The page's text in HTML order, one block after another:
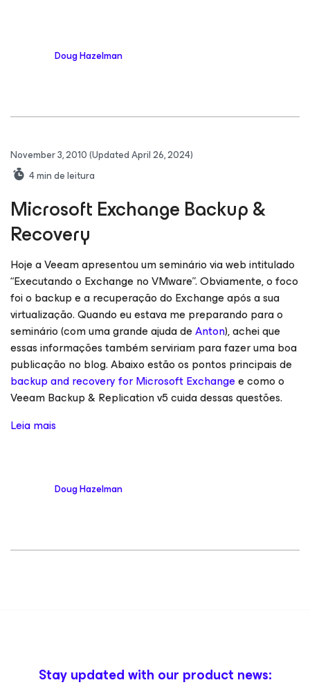
Doug Hazelman
November 3, 2010(Updated April 26, 2024)
4min de leitura
Microsoft Exchange Backup &
Recovery
Hoje a Veeam apresentou um seminário via web intitulado
“Executando o Exchange no VMware”. Obviamente, o foco
foi o backup e a recuperação do Exchange após a sua
virtualização. Quando eu estava me preparando para o
seminário (com uma grande ajuda deAnton), achei que
essas informações também serviriam para fazer uma boa
publicação no blog. Abaixo estão os pontos principais de
backup and recovery for Microsoft Exchangee como o
Veeam Backup & Replication v5 cuida dessas questões.
Leia mais
Doug Hazelman
Stay updated with our product news: